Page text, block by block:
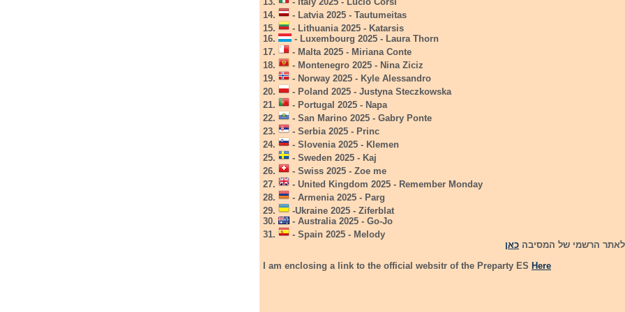
14.
- Latvia 2025 - Tautumeitas
15.
- Lithuania 2025 - Katarsis
16.
- Luxembourg 2025 - Laura Thorn
17.
- Malta 2025 - Miriana Conte
18.
- Montenegro 2025 - Nina Ziciz
19.
- Norway 2025 - Kyle Alessandro
20.
- Poland 2025 - Justyna Steczkowska
21.
- Portugal 2025 - Napa
22.
- San Marino 2025 - Gabry Ponte
23.
- Serbia 2025 - Princ
24.
- Slovenia 2025 - Klemen
25.
- Sweden 2025 - Kaj
26.
- Swiss 2025 - Zoe me
27.
- United Kingdom 2025 - Remember Monday
28.
- Armenia 2025 - Parg
29.
-Ukraine 2025 - Ziferblat
30.
- Australia 2025 - Go-Jo
31.
- Spain 2025 - Melody
הרשמי של המסיבה כאן
I am enclosing a link to the official websitr of the Preparty ES Here